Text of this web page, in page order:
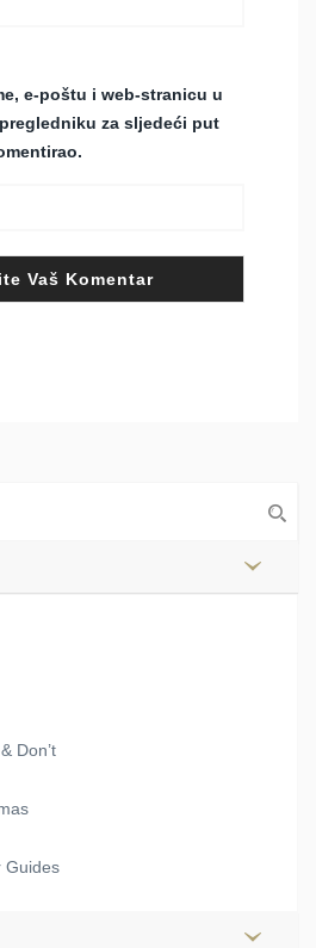
e-poštu i web-stranicu u
za sljedeći put
Don’t
Guides